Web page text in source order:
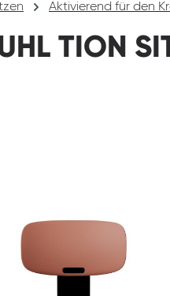
Aktivierend für den
TION